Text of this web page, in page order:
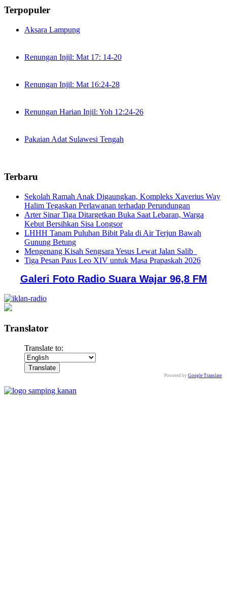
Terpopuler
Aksara Lampung
Renungan Injil: Mat 17: 14-20
Renungan Injil: Mat 16:24-28
Renungan Harian Injil: Yoh 12:24-26
Pakaian Adat Sulawesi Tengah
Terbaru
Sekolah Ramah Anak Digaungkan, Kompleks Xaverius Way
Halim Tegaskan Perlawanan terhadap Perundungan
Arter Sinar Tiga Ditargetkan Buka Saat Lebaran, Warga
Kebut Bersihkan Sisa Longsor
LHHH Tanam Puluhan Bibit Pala di Air Terjun Bawah
Gunung Betung
Mengenang Kisah Sengsara Yesus Lewat Jalan Salib
Tiga Pesan Paus Leo XIV untuk Masa Prapaskah 2026
Galeri Foto Radio Suara Wajar 96,8 FM
Translator
Translate to:
Powered by Google Translate